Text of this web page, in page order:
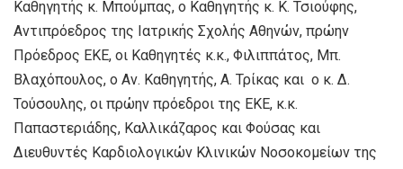
Καθηγητής κ. Μπούμπας, ο Καθηγητής κ. Κ. Τσιούφης,
Αντιπρόεδρος της Ιατρικής Σχολής Αθηνών, πρώην
Πρόεδρος ΕΚΕ, οι Καθηγητές κ.κ., Φιλιππάτος, Μπ.
Βλαχόπουλος, ο Αν. Καθηγητής, Α. Τρίκας και ο κ. Δ.
Τούσουλης, οι πρώην πρόεδροι της ΕΚΕ, κ.κ.
Παπαστεριάδης, Καλλικάζαρος και Φούσας και
Διευθυντές Καρδιολογικών Κλινικών Νοσοκομείων της